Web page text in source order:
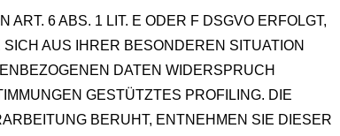
6 ABS. 1 LIT. E ODER F DSGVO ERFOLGT,
AUS IHRER BESONDEREN SITUATION
DATEN WIDERSPRUCH
GESTÜTZTES PROFILING. DIE
BERUHT, ENTNEHMEN SIE DIESER